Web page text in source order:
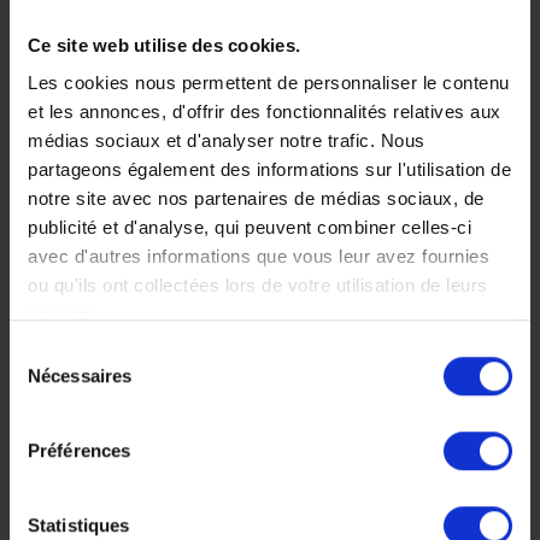
Ce site web utilise des cookies.
Les cookies nous permettent de personnaliser le contenu
et les annonces, d'offrir des fonctionnalités relatives aux
médias sociaux et d'analyser notre trafic. Nous
partageons également des informations sur l'utilisation de
notre site avec nos partenaires de médias sociaux, de
publicité et d'analyse, qui peuvent combiner celles-ci
avec d'autres informations que vous leur avez fournies
ou qu'ils ont collectées lors de votre utilisation de leurs
Nécessaires
Préférences
Statistiques
220 €
Voyage Tanzanie
Circuit Safari
Séjour balnéaire
Séjour en famille
Voyage safari
dans le grand
sud tanzanien
Amateur de safaris et de
grands espaces, laissez-
Selous, une nature
sauvage et préservée.
11 jours, à partir de 8
Safaris d'exception